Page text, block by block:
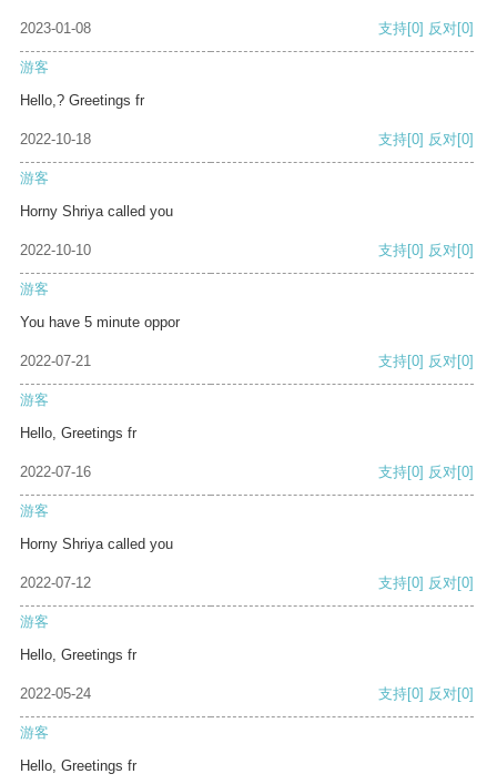
2023-01-08 支持[0] 反对[0]
游客
Hello,? Greetings fr
2022-10-18 支持[0] 反对[0]
游客
Horny Shriya called you
2022-10-10 支持[0] 反对[0]
游客
You have 5 minute oppor
2022-07-21 支持[0] 反对[0]
游客
Hello, Greetings fr
2022-07-16 支持[0] 反对[0]
游客
Horny Shriya called you
2022-07-12 支持[0] 反对[0]
游客
Hello, Greetings fr
2022-05-24 支持[0] 反对[0]
游客
Hello, Greetings fr